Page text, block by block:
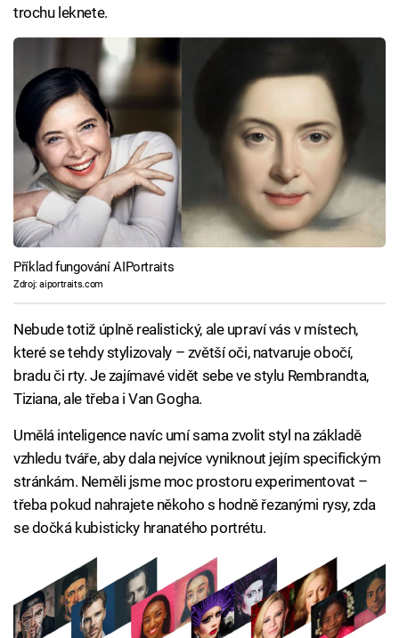
trochu leknete.
Příklad fungování AIPortraits
Zdroj: aiportraits.com
Nebude totiž úplně realistický, ale upraví vás v místech,
které se tehdy stylizovaly – zvětší oči, natvaruje obočí,
bradu či rty. Je zajímavé vidět sebe ve stylu Rembrandta,
Tiziana, ale třeba i Van Gogha.
Umělá inteligence navíc umí sama zvolit styl na základě
vzhledu tváře, aby dala nejvíce vyniknout jejím specifickým
stránkám. Neměli jsme moc prostoru experimentovat –
třeba pokud nahrajete někoho s hodně řezanými rysy, zda
se dočká kubisticky hranatého portrétu.